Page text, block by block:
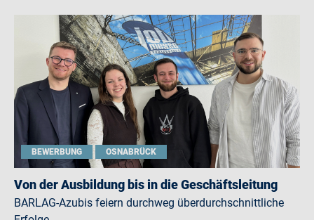
BEWERBUNG OSNABRÜCK
Von der Ausbildung bis in die Geschäftsleitung
BARLAG-Azubis feiern durchweg überdurchschnittliche